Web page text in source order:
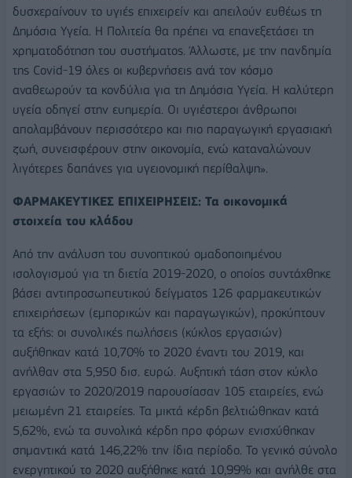
δυσχεραίνουν το υγιές επιχειρείν και απειλούν ευθέως τη
Δημόσια Υγεία. Η Πολιτεία θα πρέπει να επανεξετάσει τη
χρηματοδότηση του συστήματος. Άλλωστε, με την πανδημία
της Covid-19 όλες οι κυβερνήσεις ανά τον κόσμο
αναθεωρούν τα κονδύλια για τη Δημόσια Υγεία. Η καλύτερη
υγεία οδηγεί στην ευημερία. Οι υγιέστεροι άνθρωποι
απολαμβάνουν περισσότερο και πιο παραγωγική εργασιακή
ζωή, συνεισφέρουν στην οικονομία, ενώ καταναλώνουν
λιγότερες δαπάνες για υγειονομική περίθαλψη».
ΦΑΡΜΑΚΕΥΤΙΚΕΣ ΕΠΙΧΕΙΡΗΣΕΙΣ: Τα οικονομικά
στοιχεία του κλάδου
Από την ανάλυση του συνοπτικού ομαδοποιημένου
ισολογισμού για τη διετία 2019-2020, ο οποίος συντάχθηκε
βάσει αντιπροσωπευτικού δείγματος 126 φαρμακευτικών
επιχειρήσεων (εμπορικών και παραγωγικών), προκύπτουν
τα εξής: οι συνολικές πωλήσεις (κύκλος εργασιών)
αυξήθηκαν κατά 10,70% το 2020 έναντι του 2019, και
ανήλθαν στα 5,950 δισ. ευρώ. Αυξητική τάση στον κύκλο
εργασιών το 2020/2019 παρουσίασαν 105 εταιρείες, ενώ
μειωμένη 21 εταιρείες. Τα μικτά κέρδη βελτιώθηκαν κατά
5,62%, ενώ τα συνολικά κέρδη προ φόρων ενισχύθηκαν
σημαντικά κατά 146,22% την ίδια περίοδο. Το γενικό σύνολο
ενεργητικού το 2020 αυξήθηκε κατά 10,99% και ανήλθε στα